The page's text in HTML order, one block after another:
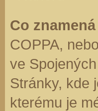
Co
COPPA,
ve
Stránky, kde
kterému je